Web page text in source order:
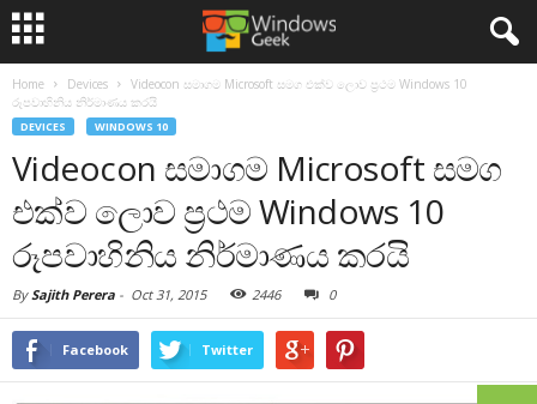
Home Devices
Videocon සමාගම Microsoft සමග එක්ව ලොව ප්‍රථම Windows 10
රූපවාහිනිය නිර්මාණය කරයි
DEVICES WINDOWS 10
Videocon සමාගම Microsoft සමග
එක්ව ලොව ප්‍රථම Windows 10
රූපවාහිනිය නිර්මාණය කරයි
BySajith Perera - Oct 31, 2015 2446 0
Facebook Twitter